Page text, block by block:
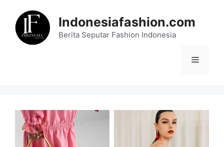
content
Indonesiafashion.com
Berita Seputar Fashion Indonesia
Menu